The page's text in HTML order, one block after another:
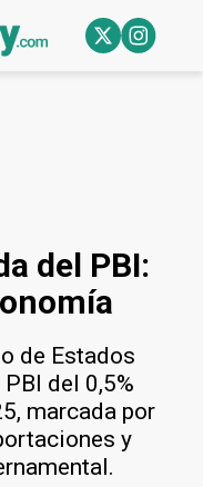
del PBI:
de Estados
del 0,5%
marcada por
y